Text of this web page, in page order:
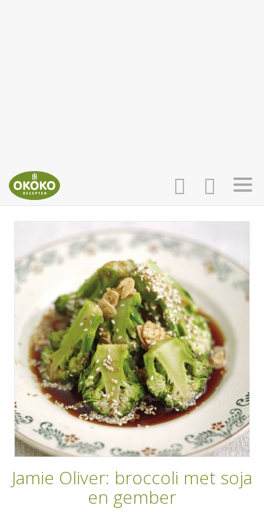
INLOGGEN
AANMELDEN
HOME
RECEPTEN
WEEKMENU'S
KOOKBOEKEN
Jamie Oliver: broccoli met soja
en gember